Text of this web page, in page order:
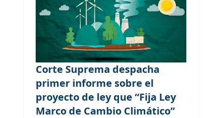
Corte Suprema despacha
primer informe sobre el
proyecto de ley que “Fija Ley
Marco de Cambio Climático”